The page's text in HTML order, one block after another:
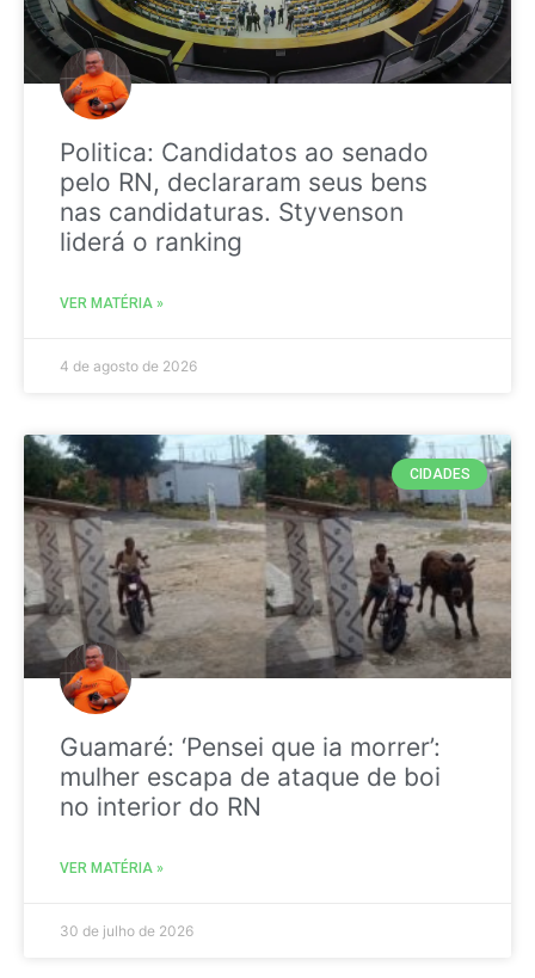
Politica: Candidatos ao senado
pelo RN, declararam seus bens
nas candidaturas. Styvenson
liderá o ranking
VER MATÉRIA »
4 de agosto de 2026
CIDADES
Guamaré: ‘Pensei que ia morrer’:
mulher escapa de ataque de boi
no interior do RN
VER MATÉRIA »
30 de julho de 2026